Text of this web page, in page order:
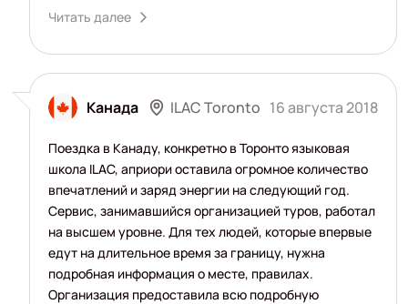
Читать далее
Канада ILAC Toronto 16 августа 2018
Поездка в Канаду, конкретно в Торонто языковая
школа ILAC, априори оставила огромное количество
впечатлений и заряд энергии на следующий год.
Сервис, занимавшийся организацией туров, работал
на высшем уровне. Для тех людей, которые впервые
едут на длительное время за границу, нужна
подробная информация о месте, правилах.
Организация предоставила всю подробную